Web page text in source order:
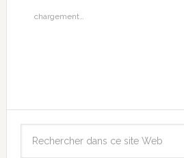
chargement…